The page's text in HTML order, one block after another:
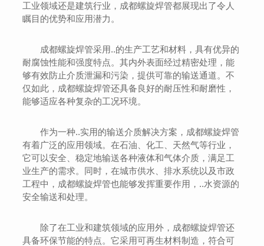
工业领域还是建筑行业，成都螺旋焊管都展现出了令人
瞩目的优势和应用潜力。
成都螺旋焊管采用..的生产工艺和材料，具有优异的
耐腐蚀性能和强度特点。其内外表面经过精密处理，能
够有效防止介质泄漏和污染，提供可靠的输送通道。不
仅如此，成都螺旋焊管还具备良好的耐压性和耐磨性，
能够适应各种复杂的工况环境。
作为一种..实用的输送介质解决方案，成都螺旋焊管
有着广泛的应用领域。在石油、化工、天然气等行业，
它可以安全、稳定地输送各种液体和气体介质，满足工
业生产的需求。同时，在城市供水、排水系统以及市政
工程中，成都螺旋焊管也能够发挥重要作用，..水资源的
安全输送和处理。
除了在工业和建筑领域的应用外，成都螺旋焊管还
具备环保节能的特点。它采用可再生材料制造，符合可